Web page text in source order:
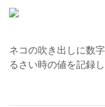
ネコの吹き出しに数
るさい時の値を記録